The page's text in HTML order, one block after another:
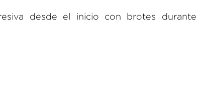
desde el inicio con brotes